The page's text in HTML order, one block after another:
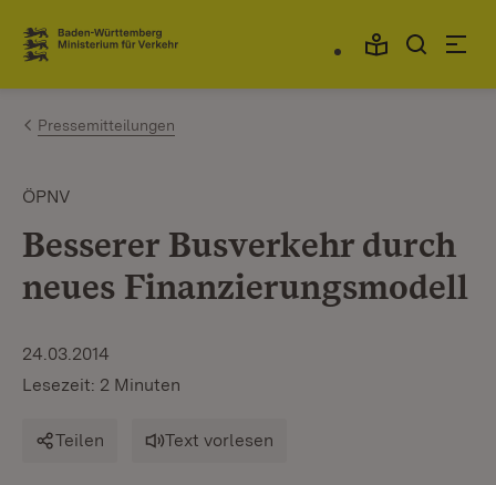
Zum Inhalt springen
Link zur Startseite
Pressemitteilungen
ÖPNV
Besserer Busverkehr durch
neues Finanzierungsmodell
24.03.2014
Lesezeit: 2 Minuten
Teilen Text vorlesen